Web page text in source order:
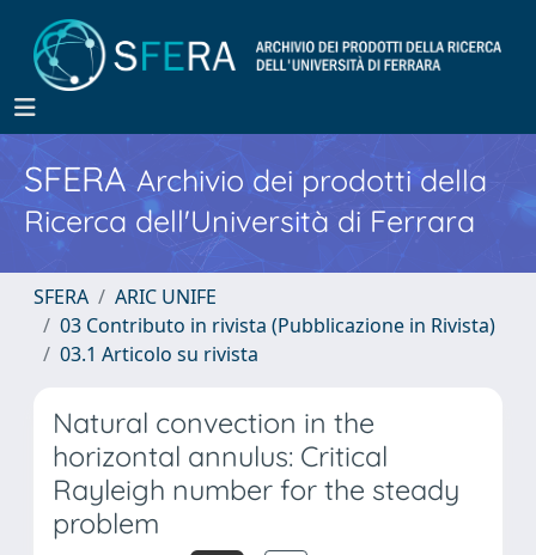
SFERA Archivio dei prodotti della
Ricerca dell'Università di Ferrara
SFERA
ARIC UNIFE
03 Contributo in rivista (Pubblicazione in Rivista)
03.1 Articolo su rivista
Natural convection in the
horizontal annulus: Critical
Rayleigh number for the steady
problem